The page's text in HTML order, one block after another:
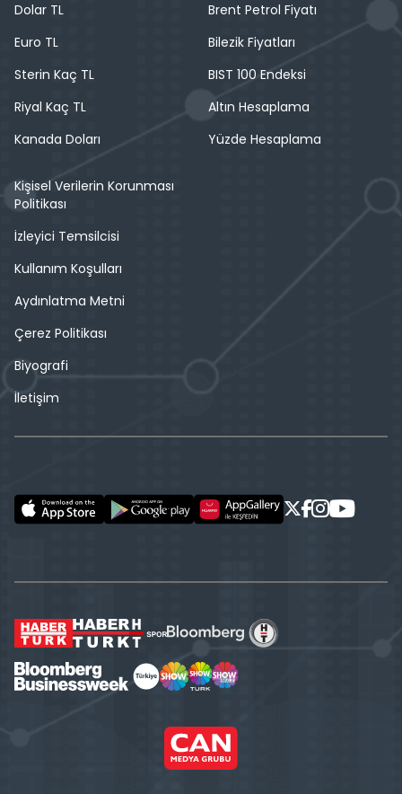
Dolar TL
Euro TL
Sterin Kaç TL
Riyal Kaç TL
Kanada Doları
Brent Petrol Fiyatı
Bilezik Fiyatları
BIST 100 Endeksi
Altın Hesaplama
Yüzde Hesaplama
Kişisel Verilerin Korunması
Politikası
İzleyici Temsilcisi
Kullanım Koşulları
Aydınlatma Metni
Çerez Politikası
Biyografi
İletişim